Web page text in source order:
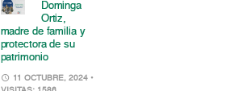
Dominga
Ortiz,
madre de familia y
protectora de su
patrimonio
11 OCTUBRE, 2024 •